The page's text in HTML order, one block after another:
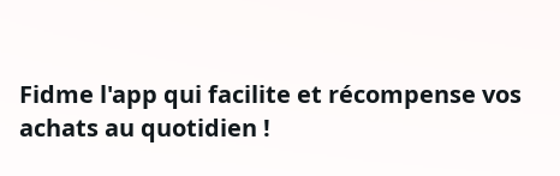
Fidme l'app qui facilite et récompense vos
achats au quotidien !